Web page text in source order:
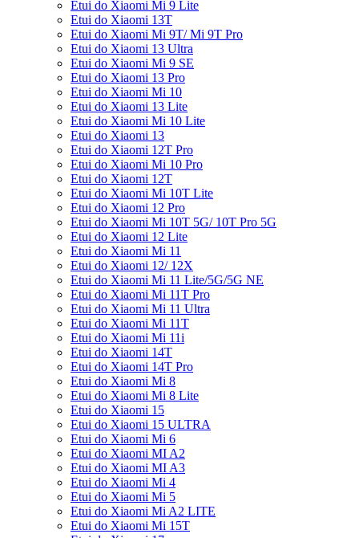
Etui do Xiaomi Mi 9 Lite
Etui do Xiaomi 13T
Etui do Xiaomi Mi 9T/ Mi 9T Pro
Etui do Xiaomi 13 Ultra
Etui do Xiaomi Mi 9 SE
Etui do Xiaomi 13 Pro
Etui do Xiaomi Mi 10
Etui do Xiaomi 13 Lite
Etui do Xiaomi Mi 10 Lite
Etui do Xiaomi 13
Etui do Xiaomi 12T Pro
Etui do Xiaomi Mi 10 Pro
Etui do Xiaomi 12T
Etui do Xiaomi Mi 10T Lite
Etui do Xiaomi 12 Pro
Etui do Xiaomi Mi 10T 5G/ 10T Pro 5G
Etui do Xiaomi 12 Lite
Etui do Xiaomi Mi 11
Etui do Xiaomi 12/ 12X
Etui do Xiaomi Mi 11 Lite/5G/5G NE
Etui do Xiaomi Mi 11T Pro
Etui do Xiaomi Mi 11 Ultra
Etui do Xiaomi Mi 11T
Etui do Xiaomi Mi 11i
Etui do Xiaomi 14T
Etui do Xiaomi 14T Pro
Etui do Xiaomi Mi 8
Etui do Xiaomi Mi 8 Lite
Etui do Xiaomi 15
Etui do Xiaomi 15 ULTRA
Etui do Xiaomi Mi 6
Etui do Xiaomi MI A2
Etui do Xiaomi MI A3
Etui do Xiaomi Mi 4
Etui do Xiaomi Mi 5
Etui do Xiaomi Mi A2 LITE
Etui do Xiaomi Mi 15T